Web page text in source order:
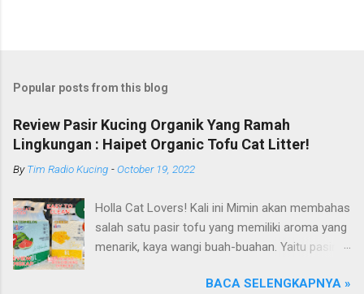
Popular posts from this blog
Review Pasir Kucing Organik Yang Ramah
Lingkungan : Haipet Organic Tofu Cat Litter!
ByTim Radio Kucing -October 19, 2022
Holla Cat Lovers! Kali ini Mimin akan membahas
salah satu pasir tofu yang memiliki aroma yang
menarik, kaya wangi buah-buahan. Yaitu pasir
Haipet merupakan salah satu merk produk
BACA SELENGKAPNYA »